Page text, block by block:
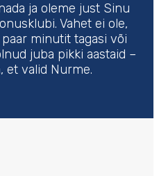
ja oleme just Sinu
Vahet ei ole,
minutit tagasi või
juba pikki aastaid –
et valid Nurme.